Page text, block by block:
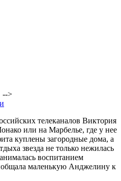
-->
телеканалов Виктория
или на Марбелье, где у нее
куплены загородные дома, а
звезда не только нежилась
воспитанием
маленькую Анджелину к